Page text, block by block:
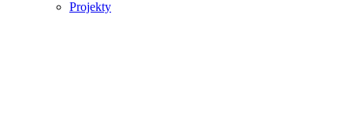
Projekty